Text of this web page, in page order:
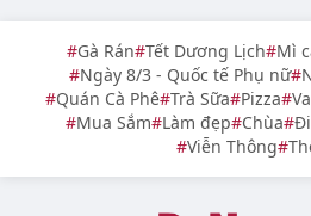
Gà Rán Tết Dương Lịch Mì
Ngày 8/3 - Quốc tế Phụ nữ
Quán Cà Phê Trà Sữa Pizza
Mua Sắm Làm đẹp Chùa
Viễn Thông